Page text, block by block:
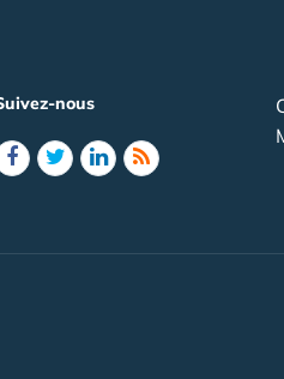
nous